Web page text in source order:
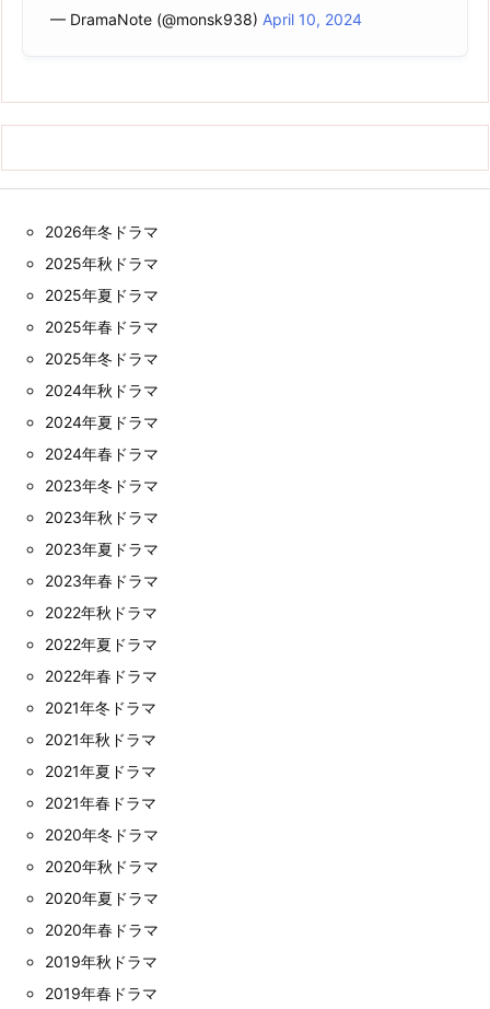
— DramaNote (@monsk938) April 10, 2024
2026年冬ドラマ
2025年秋ドラマ
2025年夏ドラマ
2025年春ドラマ
2025年冬ドラマ
2024年秋ドラマ
2024年夏ドラマ
2024年春ドラマ
2023年冬ドラマ
2023年秋ドラマ
2023年夏ドラマ
2023年春ドラマ
2022年秋ドラマ
2022年夏ドラマ
2022年春ドラマ
2021年冬ドラマ
2021年秋ドラマ
2021年夏ドラマ
2021年春ドラマ
2020年冬ドラマ
2020年秋ドラマ
2020年夏ドラマ
2020年春ドラマ
2019年秋ドラマ
2019年春ドラマ